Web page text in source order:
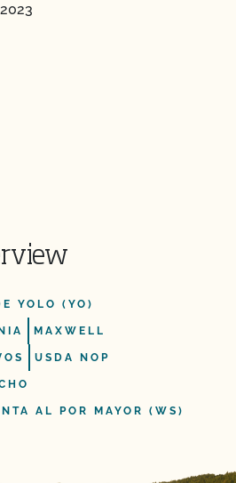
YOLO (YO)
MAXWELL
USDA NOP
AL POR MAYOR (WS)